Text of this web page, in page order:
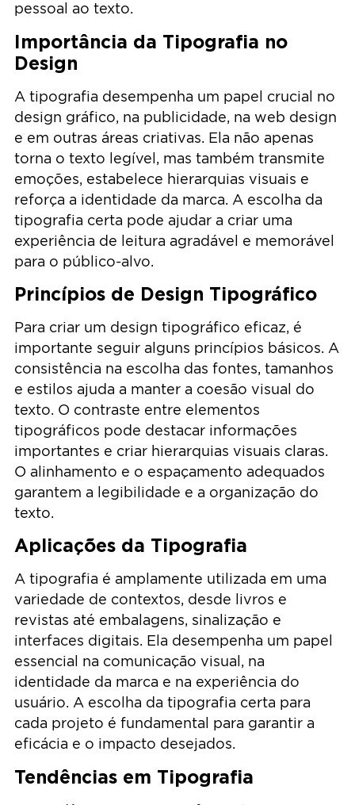
pessoal ao texto.
Importância da Tipografia no
Design
A tipografia desempenha um papel crucial no
design gráfico, na publicidade, na web design
e em outras áreas criativas. Ela não apenas
torna o texto legível, mas também transmite
emoções, estabelece hierarquias visuais e
reforça a identidade da marca. A escolha da
tipografia certa pode ajudar a criar uma
experiência de leitura agradável e memorável
para o público-alvo.
Princípios de Design Tipográfico
Para criar um design tipográfico eficaz, é
importante seguir alguns princípios básicos. A
consistência na escolha das fontes, tamanhos
e estilos ajuda a manter a coesão visual do
texto. O contraste entre elementos
tipográficos pode destacar informações
importantes e criar hierarquias visuais claras.
O alinhamento e o espaçamento adequados
garantem a legibilidade e a organização do
texto.
Aplicações da Tipografia
A tipografia é amplamente utilizada em uma
variedade de contextos, desde livros e
revistas até embalagens, sinalização e
interfaces digitais. Ela desempenha um papel
essencial na comunicação visual, na
identidade da marca e na experiência do
usuário. A escolha da tipografia certa para
cada projeto é fundamental para garantir a
eficácia e o impacto desejados.
Tendências em Tipografia